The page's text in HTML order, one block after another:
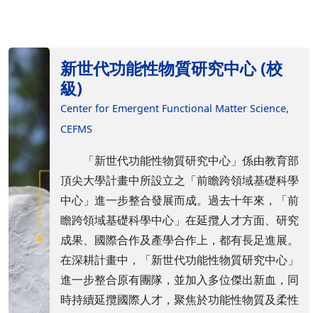
新世代功能性物質研究中心 (校
級)
Center for Emergent Functional Matter Science,
CEFMS
「新世代功能性物質研究中心」係由教育部
頂尖大學計畫中所設立之「前瞻跨領域基礎科學
中心」進一步整合發展而成。過去十年來，「前
瞻跨領域基礎科學中心」在延攬人才方面、研究
成果、國際合作及產學合作上，都有長足進展。
在深耕計畫中，「新世代功能性物質研究中心」
進一步整合原有團隊，並加入多位傑出新血，同
時持續延攬國際人才，聚焦於功能性物質及柔性